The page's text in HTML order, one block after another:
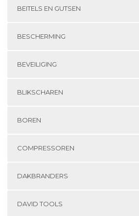
BEITELS EN GUTSEN
BESCHERMING
BEVEILIGING
BLIKSCHAREN
BOREN
COMPRESSOREN
DAKBRANDERS
DAVID TOOLS